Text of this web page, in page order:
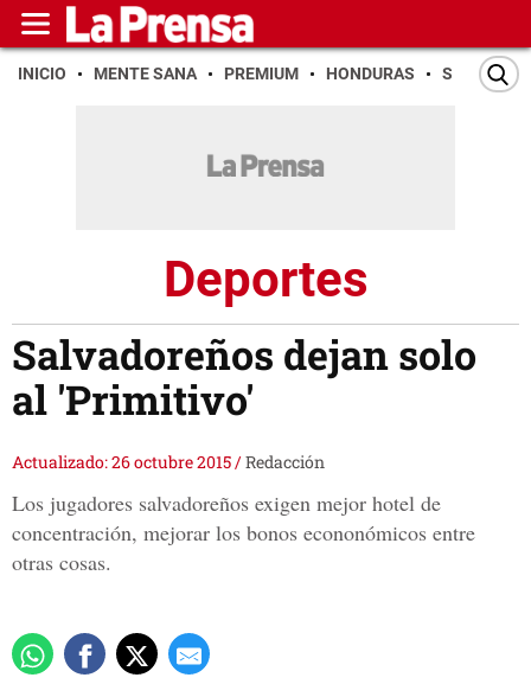
INICIO MENTE SANA PREMIUM HONDURAS SAN PEDRO
Deportes
Salvadoreños dejan solo
al 'Primitivo'
Actualizado: 26 octubre 2015/Redacción
Los jugadores salvadoreños exigen mejor hotel de
concentración, mejorar los bonos econonómicos entre
otras cosas.